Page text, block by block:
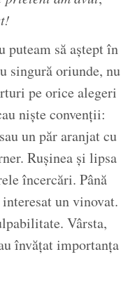
puteam să aștept în
singură oriunde, nu
pe orice alegeri
niște convenții:
un păr aranjat cu
Rușinea și lipsa
încercări. Până
un vinovat.
Vârsta,
învățat importanța